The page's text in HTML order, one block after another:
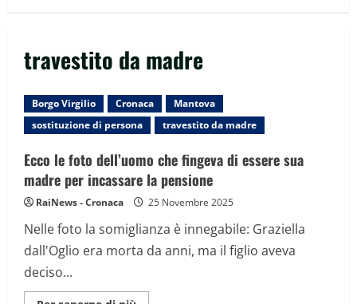
travestito da madre
Borgo Virgilio Cronaca
Mantova
sostituzione di persona
travestito da madre
Ecco le foto dell’uomo che fingeva di essere sua
madre per incassare la pensione
RaiNews - Cronaca 25 Novembre 2025
Nelle foto la somiglianza è innegabile: Graziella
dall'Oglio era morta da anni, ma il figlio aveva
deciso...